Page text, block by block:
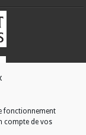
fonctionnement
compte de vos